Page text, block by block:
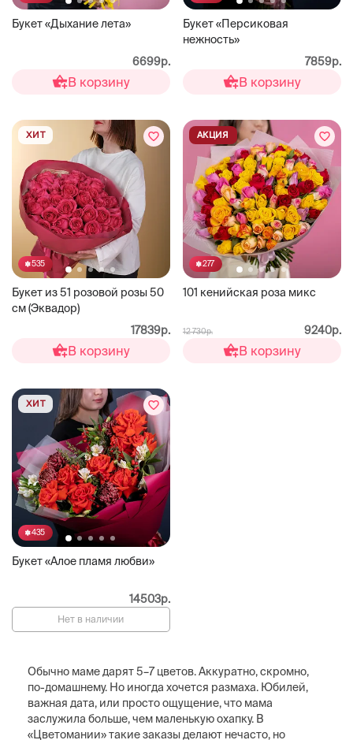
Букет «Дыхание лета»
6699р.
В корзину
Букет «Персиковая
нежность»
7859р.
В корзину
535
Букет из 51 розовой розы 50
см (Эквадор)
ХИТ
17839р.
В корзину
277
101 кенийская роза микс
АКЦИЯ
12 730р. 9240р.
В корзину
435
Букет «Алое пламя любви»
ХИТ
14503р.
Нет в наличии
Обычно маме дарят 5–7 цветов. Аккуратно, скромно,
по-домашнему. Но иногда хочется размаха. Юбилей,
важная дата, или просто ощущение, что мама
заслужила больше, чем маленькую охапку. В
«Цветомании» такие заказы делают нечасто, но